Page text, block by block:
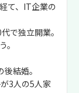
て、IT企業の
で独立開業。
。
結婚。
3人の5人家